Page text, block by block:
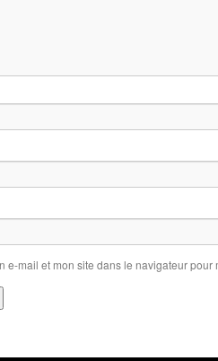
e-mail et mon site dans le navigateur